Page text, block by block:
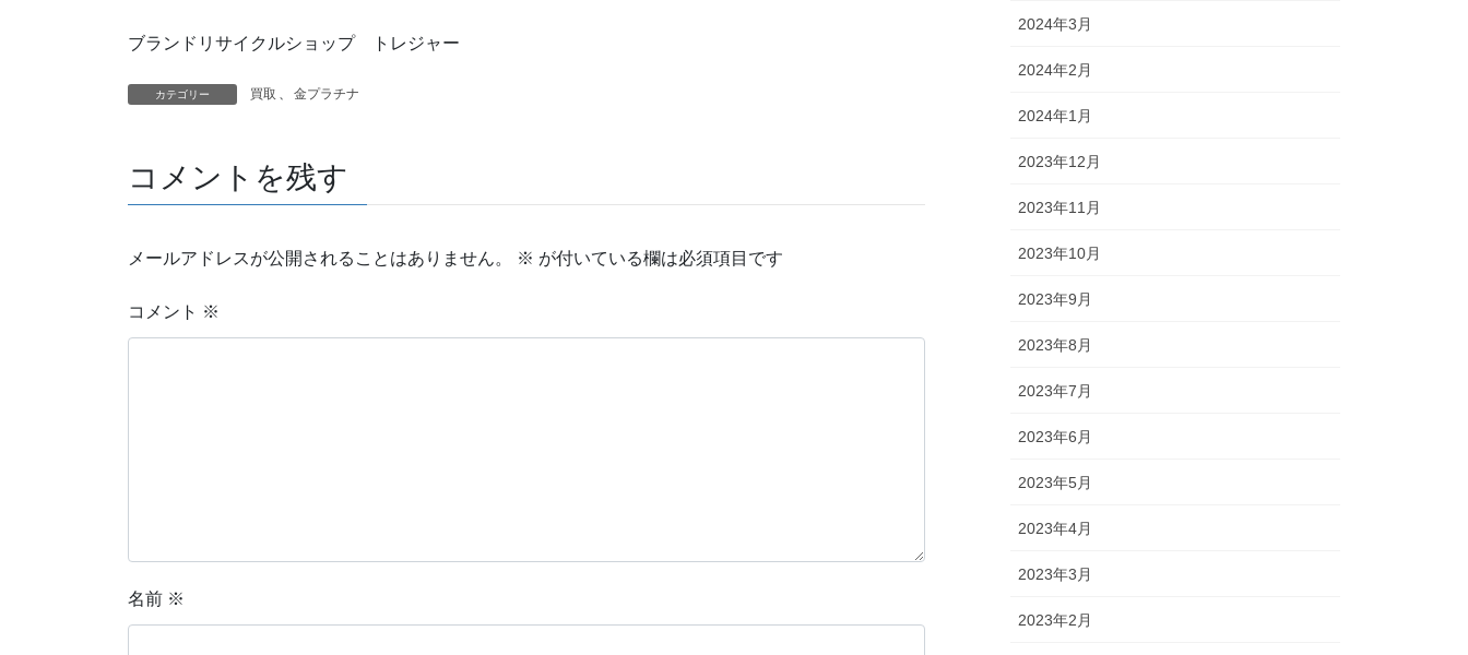
ブランドリサイクルショップ トレジャー
カテゴリー 買取 、 金プラチナ
コメントを残す
メールアドレスが公開されることはありません。 ※ が付いている欄は必須項目です
コメント ※
名前 ※
2024年3月
2024年2月
2024年1月
2023年12月
2023年11月
2023年10月
2023年9月
2023年8月
2023年7月
2023年6月
2023年5月
2023年4月
2023年3月
2023年2月